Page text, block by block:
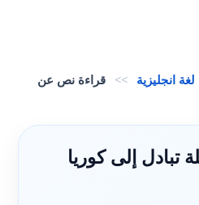
لغة انجليزية >>
قراءة نص عن
إلى كوريا